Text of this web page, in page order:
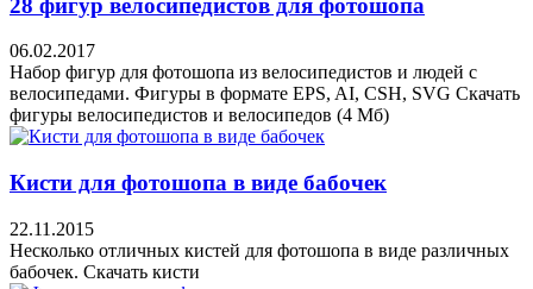
06.02.2017
Набор фигур для фотошопа из велосипедистов и людей с
велосипедами. Фигуры в формате EPS, AI, CSH, SVG Скачать
фигуры велосипедистов и велосипедов (4 Мб)
Кисти для фотошопа в виде бабочек
22.11.2015
Несколько отличных кистей для фотошопа в виде различных
бабочек. Скачать кисти